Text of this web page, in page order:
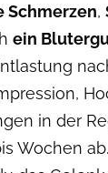
Schmerzen,
ein
in der
Wochen